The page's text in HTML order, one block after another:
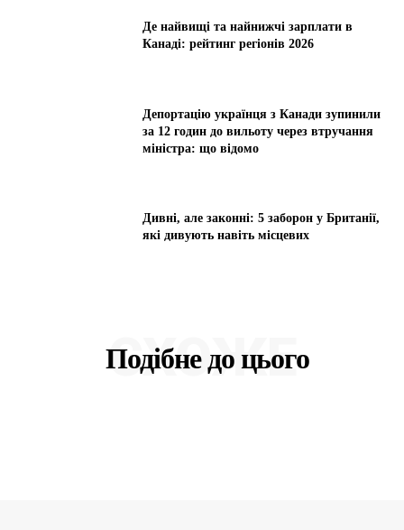
Де найвищі та найнижчі зарплати в
Канаді: рейтинг регіонів 2026
Депортацію українця з Канади зупинили
за 12 годин до вильоту через втручання
міністра: що відомо
Дивні, але законні: 5 заборон у Британії,
які дивують навіть місцевих
Подібне до цього
СХОЖЕ